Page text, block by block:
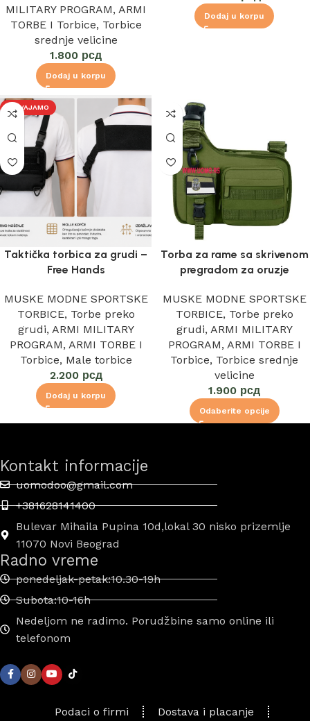
MILITARY PROGRAM, ARMI
TORBE I Torbice, Torbice
srednje velicine
1.800 рсд
Dodaj u korpu
Dodaj u korpu
IZDVAJAMO
Taktička torbica za grudi –
Free Hands
MUSKE MODNE SPORTSKE
TORBICE, Torbe preko
grudi, ARMI MILITARY
PROGRAM, ARMI TORBE I
Torbice, Male torbice
2.200 рсд
Dodaj u korpu
Torba za rame sa skrivenom
pregradom za oruzje
MUSKE MODNE SPORTSKE
TORBICE, Torbe preko
grudi, ARMI MILITARY
PROGRAM, ARMI TORBE I
Torbice, Torbice srednje
velicine
1.900 рсд
Odaberite opcije
Kontakt informacije
uomodoo@gmail.com
+381628141400
Bulevar Mihaila Pupina 10d,lokal 30 nisko prizemlje
11070 Novi Beograd
Radno vreme
ponedeljak-petak:10.30-19h
Subota:10-16h
Nedeljom ne radimo. Porudžbine samo online ili
telefonom
Podaci o firmi Dostava i placanje